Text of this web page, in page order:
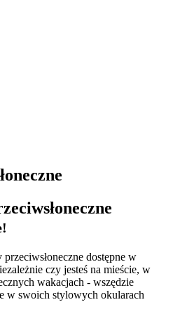
dostępne w
czy jesteś na mieście, w
wakacjach - wszędzie
w swoich stylowych okularach